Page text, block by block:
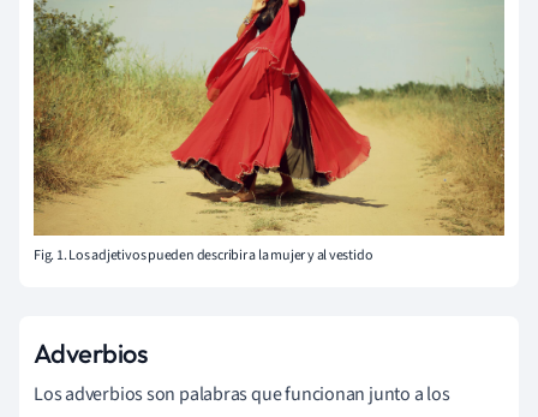
Fig. 1. Los adjetivos pueden describir a la mujer y al vestido
Adverbios
Los adverbios son palabras que funcionan junto a los